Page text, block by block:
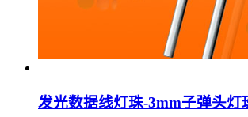
发光数据线灯珠-3mm子弹头灯